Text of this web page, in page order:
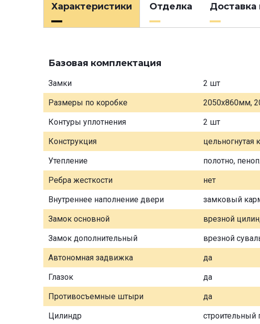
Характеристики Отделка Доставка
Базовая комплектация
Замки 2 шт
Размеры по коробке 2050х860мм,
Контуры уплотнения 2 шт
Конструкция цельногнутая
Утепление полотно,
Ребра жесткости нет
Внутреннее наполнение двери замковый
Замок основной врезной
Замок дополнительный врезной
Автономная задвижка да
Глазок да
Противосъемные штыри да
Цилиндр